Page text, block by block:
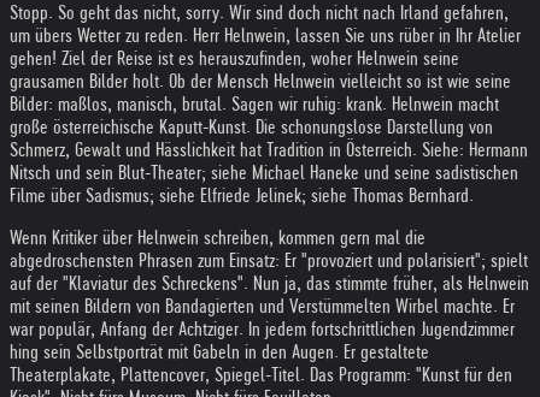
Stopp. So geht das nicht, sorry. Wir sind doch nicht nach Irland gefahren,
um übers Wetter zu reden. Herr Helnwein, lassen Sie uns rüber in Ihr Atelier
gehen! Ziel der Reise ist es herauszufinden, woher Helnwein seine
grausamen Bilder holt. Ob der Mensch Helnwein vielleicht so ist wie seine
Bilder: maßlos, manisch, brutal. Sagen wir ruhig: krank. Helnwein macht
große österreichische Kaputt-Kunst. Die schonungslose Darstellung von
Schmerz, Gewalt und Hässlichkeit hat Tradition in Österreich. Siehe: Hermann
Nitsch und sein Blut-Theater; siehe Michael Haneke und seine sadistischen
Filme über Sadismus; siehe Elfriede Jelinek; siehe Thomas Bernhard.
Wenn Kritiker über Helnwein schreiben, kommen gern mal die
abgedroschensten Phrasen zum Einsatz: Er "provoziert und polarisiert"; spielt
auf der "Klaviatur des Schreckens". Nun ja, das stimmte früher, als Helnwein
mit seinen Bildern von Bandagierten und Verstümmelten Wirbel machte. Er
war populär, Anfang der Achtziger. In jedem fortschrittlichen Jugendzimmer
hing sein Selbstporträt mit Gabeln in den Augen. Er gestaltete
Theaterplakate, Plattencover, Spiegel-Titel. Das Programm: "Kunst für den